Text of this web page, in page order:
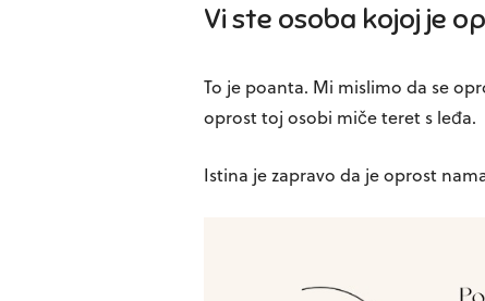
Vi ste osoba kojoj je
To je poanta. Mi mislimo da se
oprost toj osobi miče teret s leđa.
Istina je zapravo da je oprost